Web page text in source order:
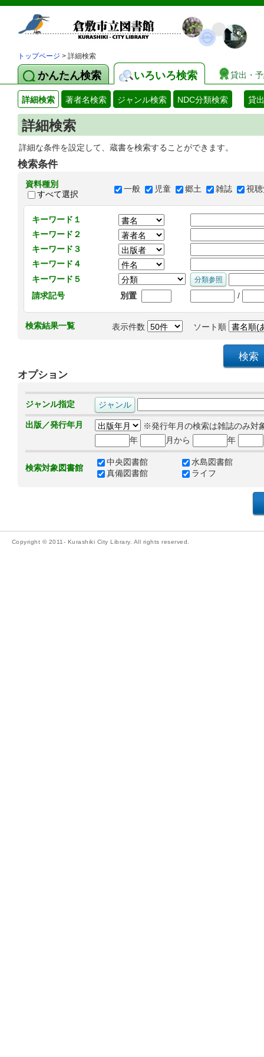
トップページ > 詳細検索
かんたん検索 いろいろ検索 貸出・
詳細検索 著者名検索 ジャンル検索 NDC分類検索 貸
詳細検索
詳細な条件を設定して、蔵書を検索することができます。
検索条件
資料種別
すべて選択
一般 児童 郷土 雑誌 視
キーワード１
キーワード２
キーワード３
キーワード４
キーワード５
請求記号
別置 /
検索結果一覧 表示件数 ソート順
オプション
ジャンル指定
出版／発行年月
※発行年月の検索は雑誌のみ対
年
月から 年
検索対象図書館
中央図書館
水島図書館
真備図書館
ライフ
Copyright © 2011- Kurashiki City Library. All rights reserved.